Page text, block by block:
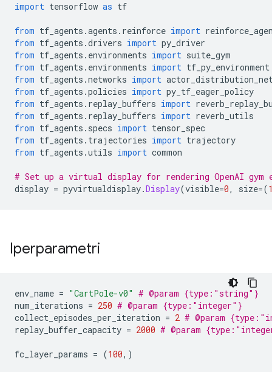
import tensorflow as tf
from tf_agents .agents . reinforce import
from tf_agents .drivers import py_driver
from tf_agents . environments import suite_gym
from tf_agents . environments import tf_py_environment
from tf_agents .networks import
from tf_agents .policies import py_tf_eager_policy
from tf_agents . replay_buffers import
from tf_agents . replay_buffers import reverb_utils
from tf_agents . specs import tensor_spec
from tf_agents . trajectories import trajectory
from tf_agents .utils import common
# Set up a virtual display for rendering OpenAI gym
display = pyvirtualdisplay.Display(visible=0, size=(
Iperparametri
env_name = "CartPole-v0" # @param {type:"string"}
num_iterations = 250 # @param {type:"integer"}
collect_episodes_per_iteration = 2 # @param
replay_buffer_capacity = 2000 # @param
fc_layer_params = (100,)